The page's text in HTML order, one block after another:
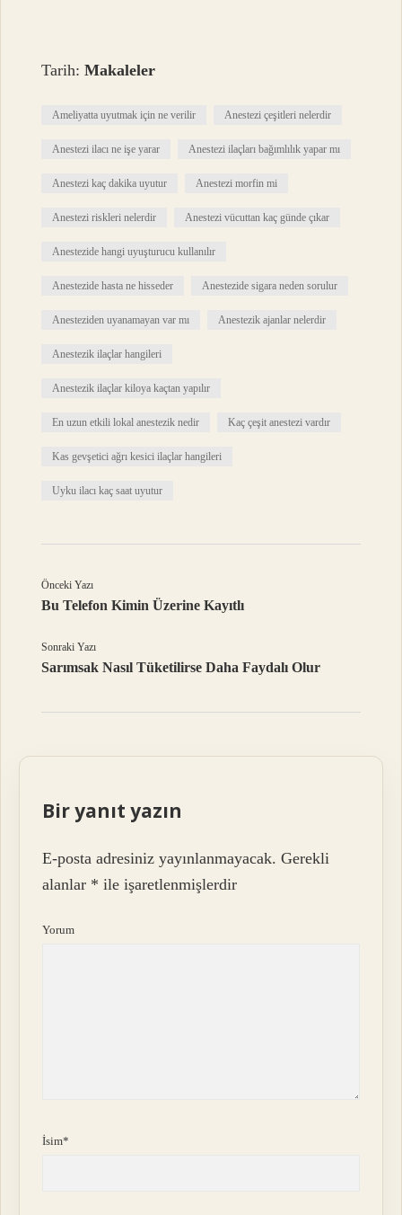
Tarih:Makaleler
Ameliyatta uyutmak için ne verilir Anestezi çeşitleri nelerdir
Anestezi ilacı ne işe yarar Anestezi ilaçları bağımlılık yapar mı
Anestezi kaç dakika uyutur Anestezi morfin mi
Anestezi riskleri nelerdir Anestezi vücuttan kaç günde çıkar
Anestezide hangi uyuşturucu kullanılır
Anestezide hasta ne hisseder Anestezide sigara neden sorulur
Anesteziden uyanamayan var mı Anestezik ajanlar nelerdir
Anestezik ilaçlar hangileri
Anestezik ilaçlar kiloya kaçtan yapılır
En uzun etkili lokal anestezik nedir Kaç çeşit anestezi vardır
Kas gevşetici ağrı kesici ilaçlar hangileri
Uyku ilacı kaç saat uyutur
Önceki Yazı
Bu Telefon Kimin Üzerine Kayıtlı
Sonraki Yazı
Sarımsak Nasıl Tüketilirse Daha Faydalı Olur
Bir yanıt yazın
E-posta adresiniz yayınlanmayacak. Gerekli
alanlar * ile işaretlenmişlerdir
Yorum
İsim*